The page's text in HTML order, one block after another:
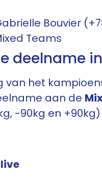
Bouvier
Teams
deelname
van het
aan de
-90kg en